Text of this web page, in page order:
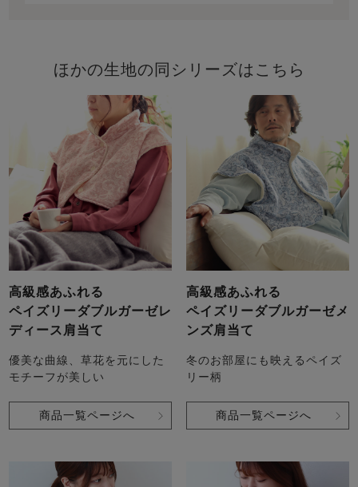
ほかの生地の同シリーズはこちら
高級感あふれる
ペイズリーダブルガーゼレ
ディース肩当て
優美な曲線、草花を元にした
モチーフが美しい
商品一覧ページへ
高級感あふれる
ペイズリーダブルガーゼメ
ンズ肩当て
冬のお部屋にも映えるペイズ
リー柄
商品一覧ページへ